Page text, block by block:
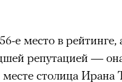
е место в
репутацией —
столица Ирана